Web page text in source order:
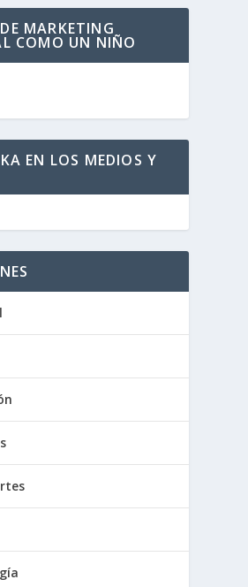
MARKETING
COMO UN NIÑO
EN LOS MEDIOS Y